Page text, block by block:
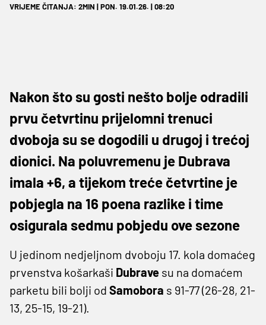
VRIJEME ČITANJA: 2MIN | PON. 19.01.26. | 08:20
Nakon što su gosti nešto bolje odradili
prvu četvrtinu prijelomni trenuci
dvoboja su se dogodili u drugoj i trećoj
dionici. Na poluvremenu je Dubrava
imala +6, a tijekom treće četvrtine je
pobjegla na 16 poena razlike i time
osigurala sedmu pobjedu ove sezone
U jedinom nedjeljnom dvoboju 17. kola domaćeg
prvenstva košarkaši Dubrave su na domaćem
parketu bili bolji od Samobora s 91-77 (26-28, 21-
13, 25-15, 19-21).